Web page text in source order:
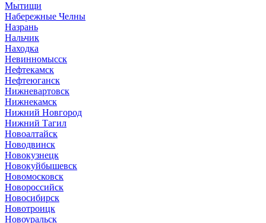
Мытищи
Набережные Челны
Назрань
Нальчик
Находка
Невинномысск
Нефтекамск
Нефтеюганск
Нижневартовск
Нижнекамск
Нижний Новгород
Нижний Тагил
Новоалтайск
Новодвинск
Новокузнецк
Новокуйбышевск
Новомосковск
Новороссийск
Новосибирск
Новотроицк
Новоуральск